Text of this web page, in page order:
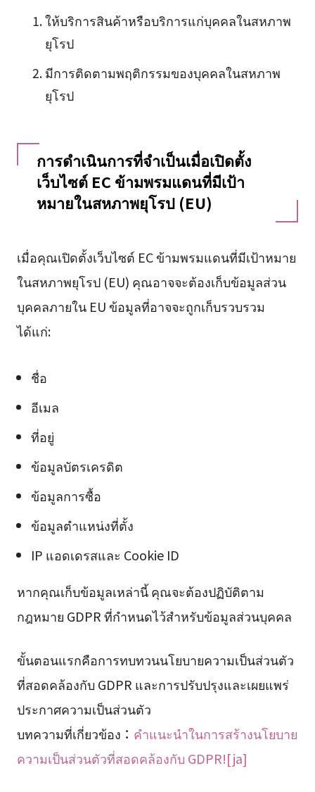
ให้บริการสินค้าหรือบริการแก่บุคคลในสหภาพ
ยุโรป
มีการติดตามพฤติกรรมของบุคคลในสหภาพ
ยุโรป
การดำเนินการที่จำเป็นเมื่อเปิดตั้ง
เว็บไซต์ EC ข้ามพรมแดนที่มีเป้า
หมายในสหภาพยุโรป (EU)
เมื่อคุณเปิดตั้งเว็บไซต์ EC ข้ามพรมแดนที่มีเป้าหมาย
ในสหภาพยุโรป (EU) คุณอาจจะต้องเก็บข้อมูลส่วน
บุคคลภายใน EU ข้อมูลที่อาจจะถูกเก็บรวบรวม
ได้แก่:
ชื่อ
อีเมล
ที่อยู่
ข้อมูลบัตรเครดิต
ข้อมูลการซื้อ
ข้อมูลตำแหน่งที่ตั้ง
IP แอดเดรสและ Cookie ID
หากคุณเก็บข้อมูลเหล่านี้ คุณจะต้องปฏิบัติตาม
กฎหมาย GDPR ที่กำหนดไว้สำหรับข้อมูลส่วนบุคคล
ขั้นตอนแรกคือการทบทวนนโยบายความเป็นส่วนตัว
ที่สอดคล้องกับ GDPR และการปรับปรุงและเผยแพร่
ประกาศความเป็นส่วนตัว
บทความที่เกี่ยวข้อง： คำแนะนำในการสร้างนโยบาย
ความเป็นส่วนตัวที่สอดคล้องกับ GDPR![ja]